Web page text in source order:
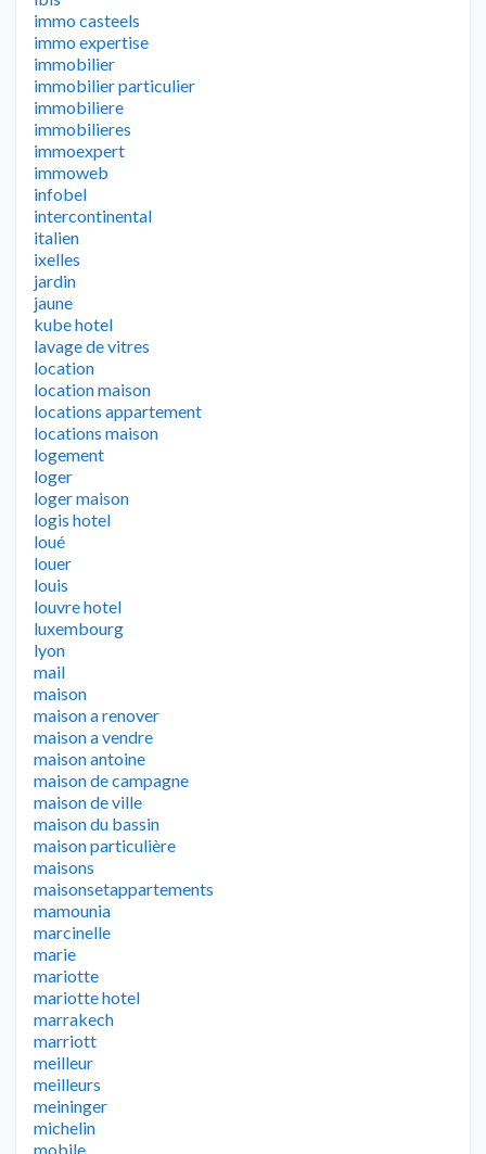
immo casteels
immo expertise
immobilier
immobilier particulier
immobiliere
immobilieres
immoexpert
immoweb
infobel
intercontinental
italien
ixelles
jardin
jaune
kube hotel
lavage de vitres
location
location maison
locations appartement
locations maison
logement
loger
loger maison
logis hotel
loué
louer
louis
louvre hotel
luxembourg
lyon
mail
maison
maison a renover
maison a vendre
maison antoine
maison de campagne
maison de ville
maison du bassin
maison particulière
maisons
maisonsetappartements
mamounia
marcinelle
marie
mariotte
mariotte hotel
marrakech
marriott
meilleur
meilleurs
meininger
michelin
mobile